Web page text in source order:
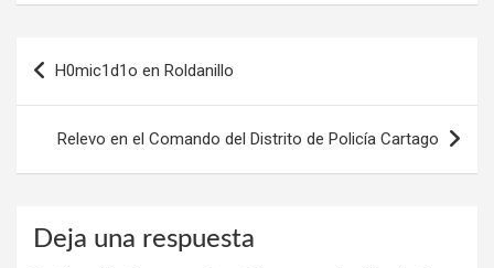
H0mic1d1o en Roldanillo
Relevo en el Comando del Distrito de Policía Cartago
Deja una respuesta